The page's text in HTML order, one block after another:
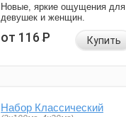
Новые, яркие ощущения для
девушек и женщин.
от 116Р Купить
Набор Классический